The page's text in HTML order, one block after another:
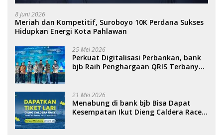
8 Juni 2026
Meriah dan Kompetitif, Suroboyo 10K Perdana Sukses
Hidupkan Energi Kota Pahlawan
25 Mei 2026
Perkuat Digitalisasi Perbankan, bank
bjb Raih Penghargaan QRIS Terbanyak
21 Mei 2026
Menabung di bank bjb Bisa Dapat
Kesempatan Ikut Dieng Caldera Race